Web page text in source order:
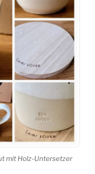
mit Holz-Untersetzer